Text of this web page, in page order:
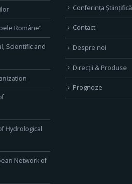
Române”
Scientific and
Hydrological
Network of
Conferința Științifică
Contact
Despre noi
Direcţii & Produse
Prognoze